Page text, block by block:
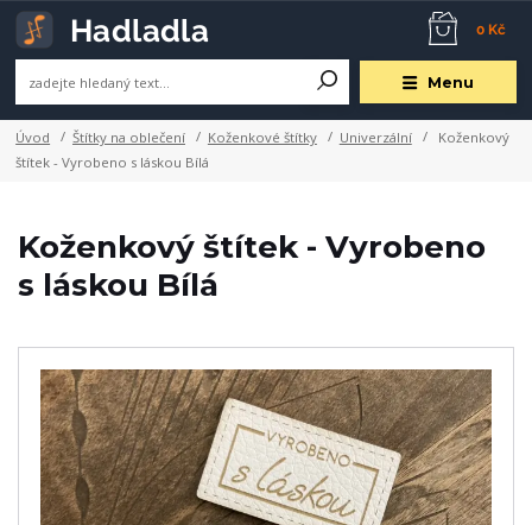
Menu
0 Kč
Úvod Štítky na oblečení Koženkové štítky Univerzální
Koženkový
štítek - Vyrobeno s láskou Bílá
Koženkový štítek - Vyrobeno
s láskou Bílá